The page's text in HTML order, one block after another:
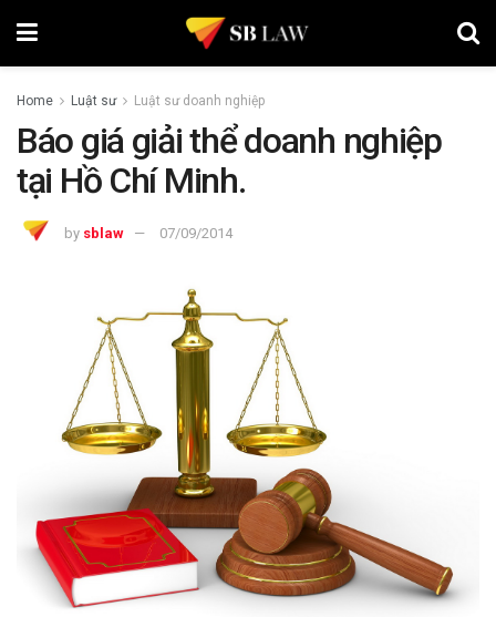
Home Luật sư Luật sư doanh nghiệp
Báo giá giải thể doanh nghiệp
tại Hồ Chí Minh.
by sblaw 07/09/2014